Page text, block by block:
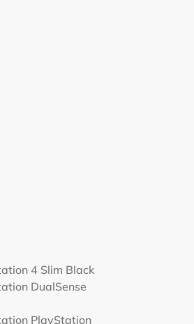
4 Slim Black
DualSense
PlayStation